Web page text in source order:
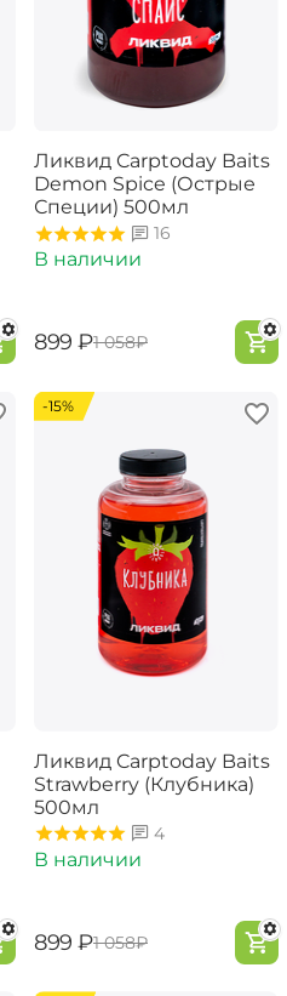
Ликвид Carptoday Baits
Demon Spice (Острые
Специи) 500мл
16
В наличии
‍899‍ ₽‍1 058‍₽
-15%
Ликвид Carptoday Baits
Strawberry (Клубника)
500мл
4
В наличии
‍899‍ ₽‍1 058‍₽